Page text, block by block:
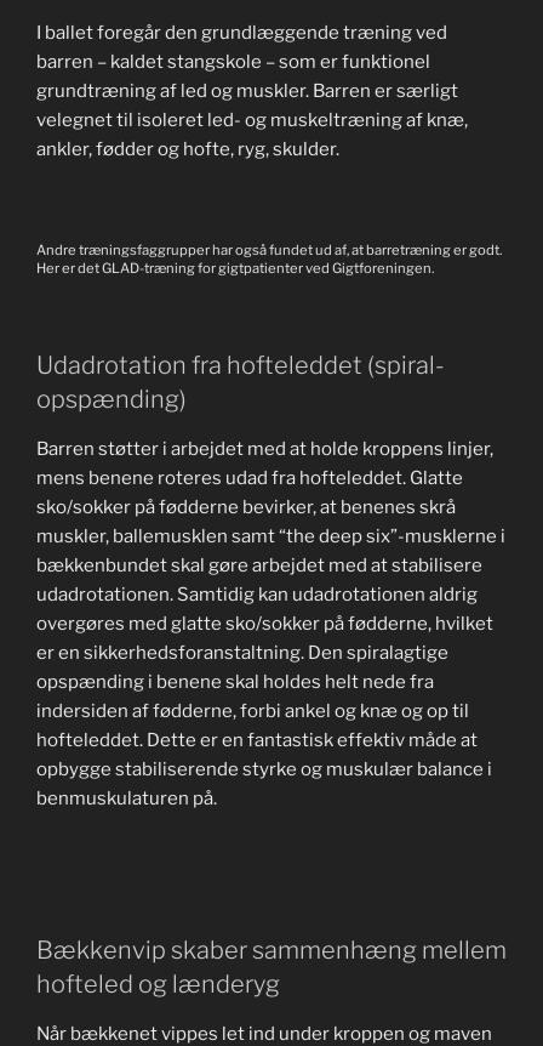
I ballet foregår den grundlæggende træning ved
barren – kaldet stangskole – som er funktionel
grundtræning af led og muskler. Barren er særligt
velegnet til isoleret led- og muskeltræning af knæ,
ankler, fødder og hofte, ryg, skulder.
Andre træningsfaggrupper har også fundet ud af, at barretræning er godt.
Her er det GLAD-træning for gigtpatienter ved Gigtforeningen.
Udadrotation fra hofteleddet (spiral-
opspænding)
Barren støtter i arbejdet med at holde kroppens linjer,
mens benene roteres udad fra hofteleddet. Glatte
sko/sokker på fødderne bevirker, at benenes skrå
muskler, ballemusklen samt “the deep six”-musklerne i
bækkenbundet skal gøre arbejdet med at stabilisere
udadrotationen. Samtidig kan udadrotationen aldrig
overgøres med glatte sko/sokker på fødderne, hvilket
er en sikkerhedsforanstaltning. Den spiralagtige
opspænding i benene skal holdes helt nede fra
indersiden af fødderne, forbi ankel og knæ og op til
hofteleddet. Dette er en fantastisk effektiv måde at
opbygge stabiliserende styrke og muskulær balance i
benmuskulaturen på.
Bækkenvip skaber sammenhæng mellem
hofteled og lænderyg
Når bækkenet vippes let ind under kroppen og maven